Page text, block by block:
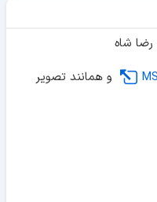
و همانند تصویر